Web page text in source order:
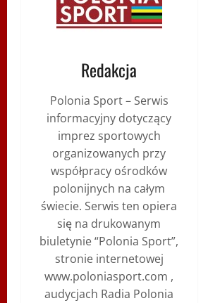
Redakcja
Polonia Sport – Serwis
informacyjny dotyczący
imprez sportowych
organizowanych przy
współpracy ośrodków
polonijnych na całym
świecie. Serwis ten opiera
się na drukowanym
biuletynie “Polonia Sport”,
stronie internetowej
www.poloniasport.com ,
audycjach Radia Polonia